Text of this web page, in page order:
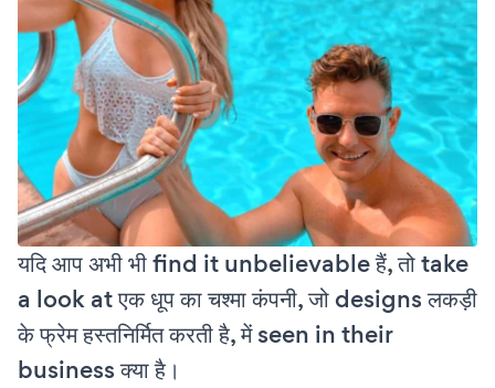
यदि आप अभी भी find it unbelievable हैं, तो take
a look at एक धूप का चश्मा कंपनी, जो designs लकड़ी
के फ्रेम हस्तनिर्मित करती है, में seen in their
business क्या है।